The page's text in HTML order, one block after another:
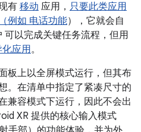
有 移动 应用， 只要此类应用
例如 电话功能），它就会自
可以完成关键任务流程，但用
化应用。
板上以全屏模式运行，但其布
。在清单中指定了紧凑尺寸的
兼容模式下运行，因此不会出
XR 提供的核心输入模式